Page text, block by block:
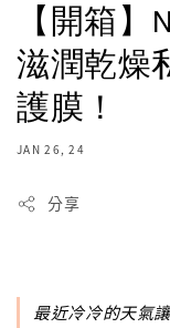
【開箱
滋潤乾燥
護膜！
JAN 26, 24
分享
最近冷冷的天氣